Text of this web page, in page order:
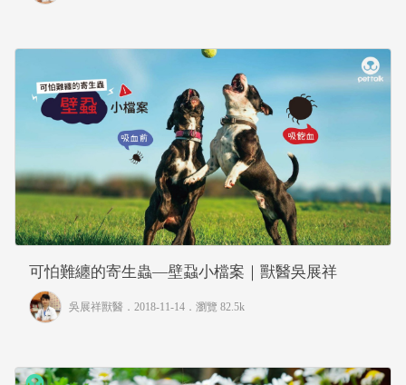
可怕難纏的寄生蟲—壁蝨小檔案｜獸醫吳展祥
吳展祥獸醫 ．2018-11-14． 瀏覽 82.5k